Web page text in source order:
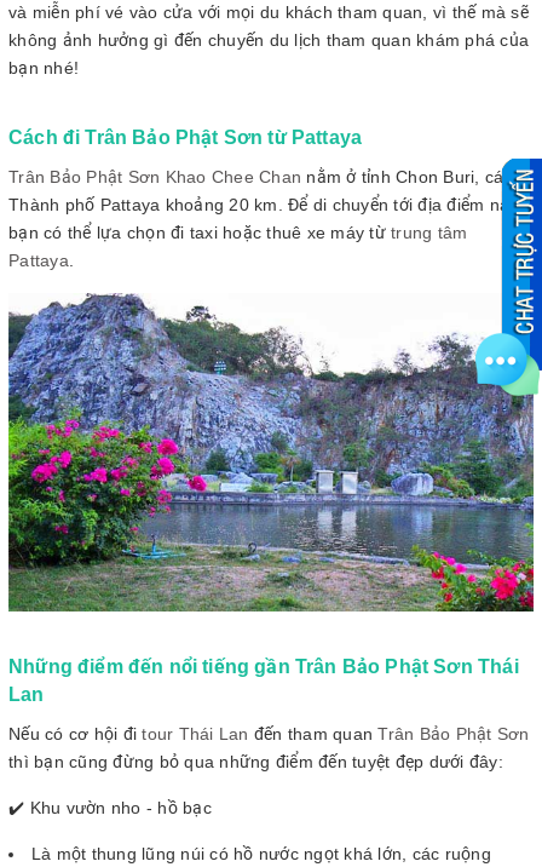
và miễn phí vé vào cửa với mọi du khách tham quan, vì thế mà sẽ
không ảnh hưởng gì đến chuyến du lịch tham quan khám phá của
bạn nhé!
Cách đi Trân Bảo Phật Sơn từ Pattaya
Trân Bảo Phật Sơn Khao Chee Chan nằm ở tỉnh Chon Buri, cách
Thành phố Pattaya khoảng 20 km. Để di chuyển tới địa điểm này
bạn có thể lựa chọn đi taxi hoặc thuê xe máy từ trung tâm
Pattaya
Những điểm đến nổi tiếng gần Trân Bảo Phật Sơn Thái
Lan
Nếu có cơ hội đitour Thái Lan đến tham quanTrân Bảo Phật Sơn
thì bạn cũng đừng bỏ qua những điểm đến tuyệt đẹp dưới đây:
✔️ Khu vườn nho - hồ bạc
Là một thung lũng núi có hồ nước ngọt khá lớn, các ruộng